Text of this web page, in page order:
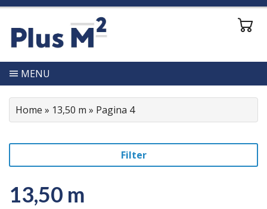
MENU
Home » 13,50 m » Pagina 4
Filter
13,50 m